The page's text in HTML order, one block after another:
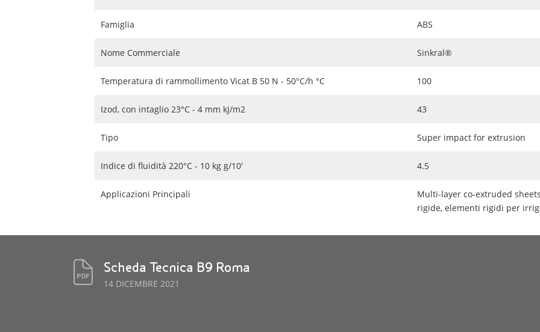
Famiglia ABS
Nome Commerciale Sinkral®
Temperatura di rammollimento Vicat B 50 N - 50°C/h °C 100
Izod, con intaglio 23°C - 4 mm kJ/m2 43
Tipo Super impact for extrusion
Indice di fluidità 220°C - 10 kg g/10' 4.5
Applicazioni Principali
Multi-layer co-extruded
rigide, elementi rigidi per
Scheda Tecnica B9 Roma
14 DICEMBRE 2021